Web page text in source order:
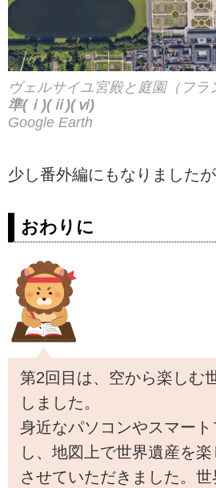
ヴェルサイユ宮殿と庭園（フラ
準(ⅰ)(ⅱ)(ⅵ)
Google Earth
少し番外編にもなりました
おわりに
第2回目は、空から楽しむ
しました。
身近なパソコンやスマー
し、地図上で世界遺産を
させていただきました。